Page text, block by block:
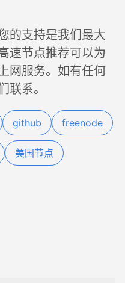
的支持是我们最大
速节点推荐可以为
网服务。如有任何
联系。
github freenode
美国节点